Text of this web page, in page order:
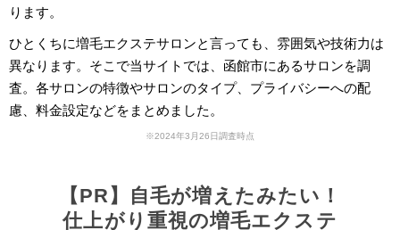
ります。
ひとくちに増毛エクステサロンと言っても、雰囲気や技術力は
異なります。そこで当サイトでは、函館市にあるサロンを調
査。各サロンの特徴やサロンのタイプ、プライバシーへの配
慮、料金設定などをまとめました。
※2024年3月26日調査時点
【PR】自毛が増えたみたい！
仕上がり重視の増毛エクステ